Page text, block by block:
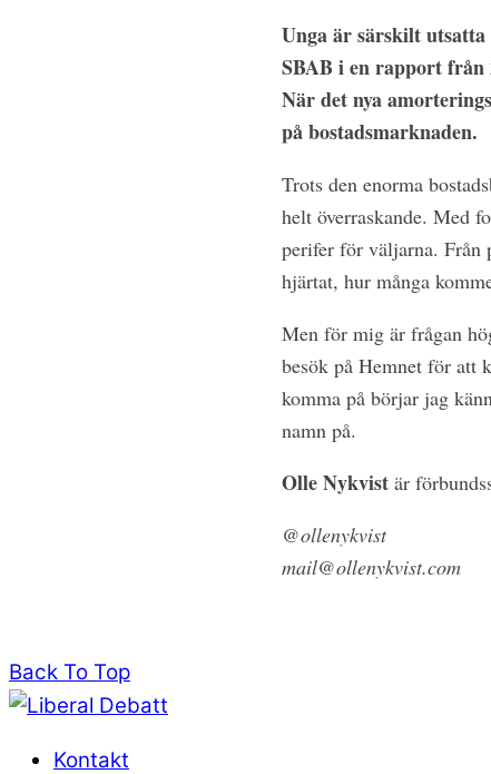
Unga är särskilt
SBAB i en rapport från
När det nya
på bostadsmarknaden.
Trots den enorma
helt överraskande. Med
perifer för väljarna. Från
hjärtat, hur många
Men för mig är frågan
besök på Hemnet för att
komma på börjar jag
namn på.
Olle Nykvistär
@ollenykvist
mail@ollenykvist.com
Back To Top
Kontakt